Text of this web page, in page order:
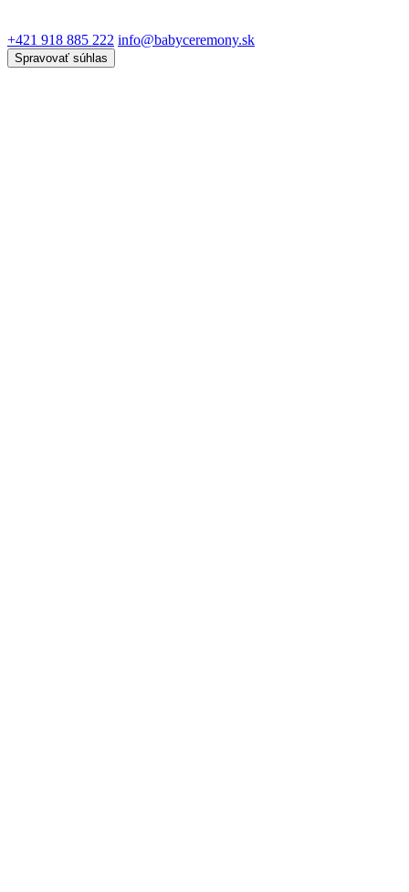
+421 918 885 222 info@babyceremony.sk
Spravovať súhlas